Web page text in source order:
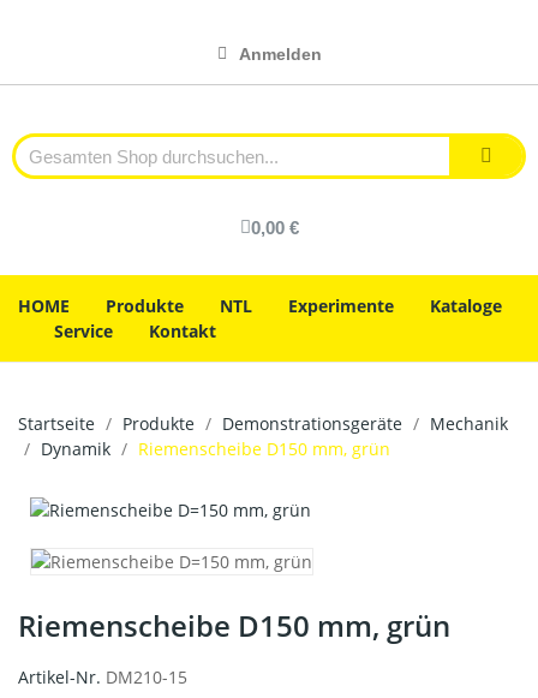
Anmelden
0,00 €
HOME Produkte NTL Experimente
Kataloge
Service
Kontakt
Startseite Produkte Demonstrationsgeräte
Mechanik
Dynamik
Riemenscheibe D150 mm, grün
Riemenscheibe D150 mm, grün
Artikel-Nr. DM210-15